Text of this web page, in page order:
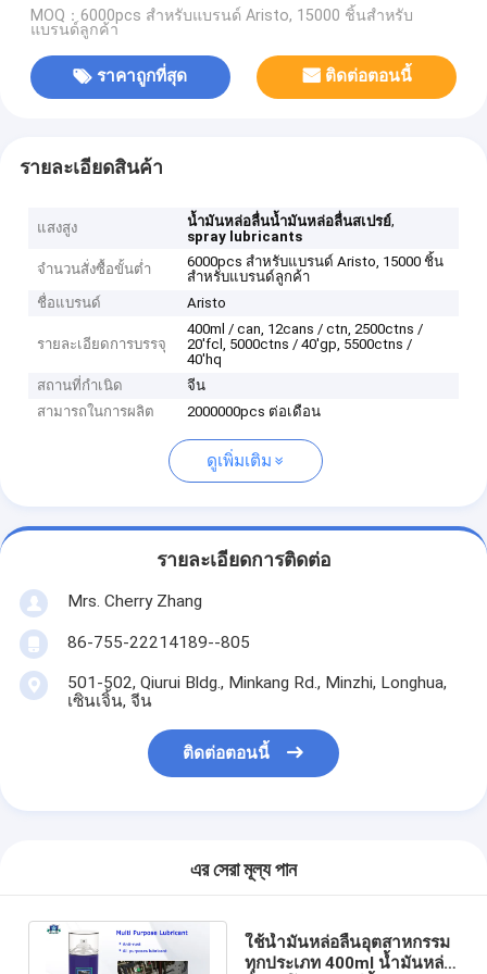
MOQ：6000pcs สำหรับแบรนด์ Aristo, 15000 ชิ้นสำหรับ
แบรนด์ลูกค้า
ราคาถูกที่สุด ติดต่อตอนนี้
รายละเอียดสินค้า
แสงสูง น้ำมันหล่อลื่นน้ำมันหล่อลื่นสเปรย์,
spray lubricants
จำนวนสั่งซื้อขั้นต่ำ
6000pcs สำหรับแบรนด์ Aristo, 15000 ชิ้น
สำหรับแบรนด์ลูกค้า
ชื่อแบรนด์
Aristo
รายละเอียดการบรรจุ
400ml / can, 12cans / ctn, 2500ctns /
20'fcl, 5000ctns / 40'gp, 5500ctns /
40'hq
สถานที่กำเนิด
จีน
สามารถในการผลิต
2000000pcs ต่อเดือน
ดูเพิ่มเติม
รายละเอียดการติดต่อ
Mrs. Cherry Zhang
86-755-22214189--805
501-502, Qiurui Bldg., Minkang Rd., Minzhi, Longhua,
เซินเจิ้น, จีน
ติดต่อตอนนี้
এর সেরা মূল্য পান
ใช้น้ำมันหล่อลื่นอุตสาหกรรม
ทุกประเภท 400ml น้ำมันหล่อ